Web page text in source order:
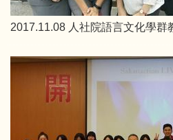
2017.11.08 人社院語言文化學群